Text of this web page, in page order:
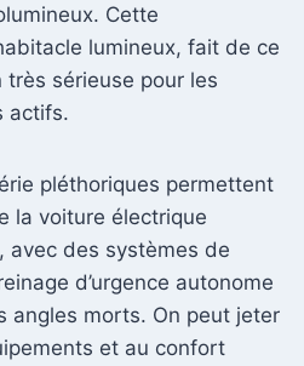
Cette
lumineux, fait de ce
sérieuse pour les
actifs.
pléthoriques permettent
la voiture électrique
avec des systèmes de
d’urgence autonome
angles morts. On peut jeter
et au confort